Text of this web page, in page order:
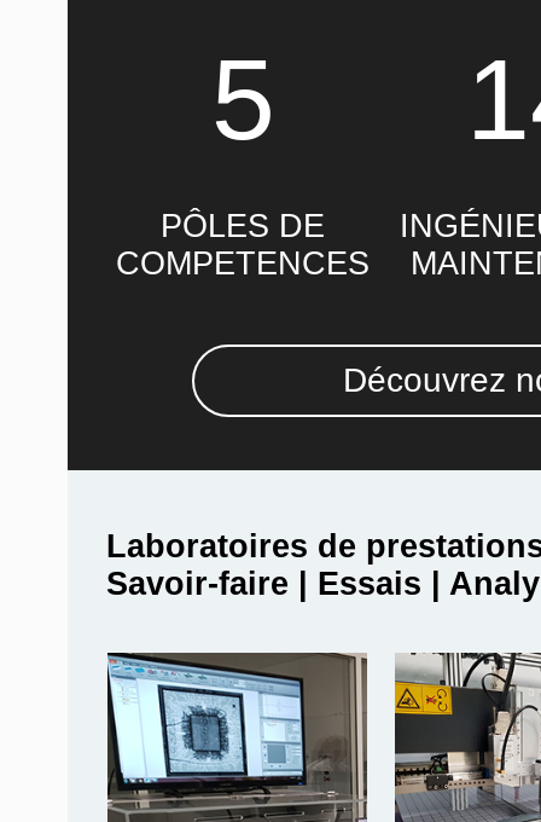
Découvrez
5
PÔLES DE
COMPETENCES
Laboratoires de
Savoir-faire | Essais |